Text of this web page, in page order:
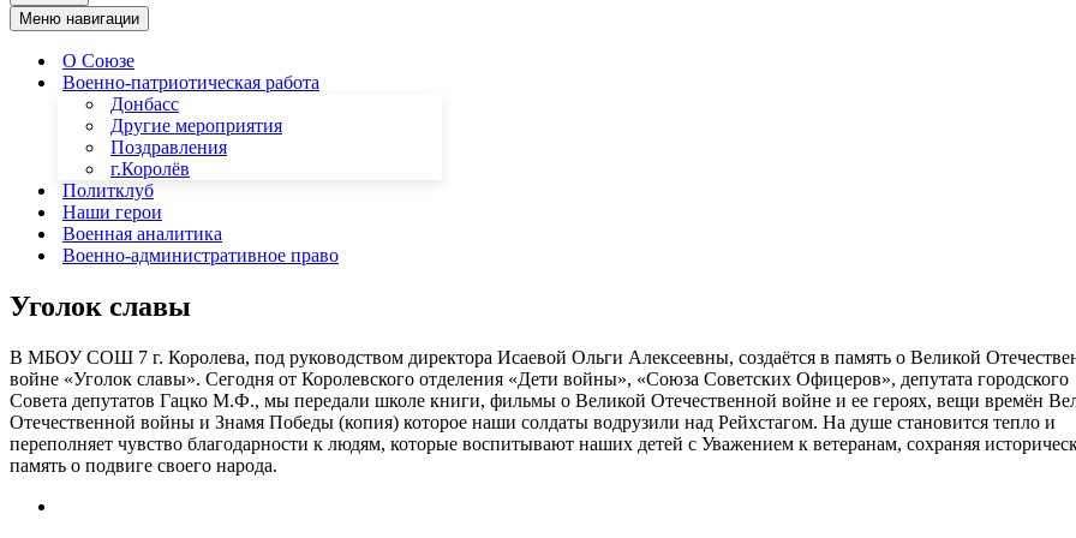
Меню навигации
О Союзе
Военно-патриотическая работа
Донбасс
Другие мероприятия
Поздравления
г.Королёв
Политклуб
Наши герои
Военная аналитика
Военно-административное право
Уголок славы
В МБОУ СОШ 7 г. Королева, под руководством директора Исаевой Ольги Алексеевны, создаётся в память о Великой
войне «Уголок славы». Сегодня от Королевского отделения «Дети войны», «Союза Советских Офицеров», депутата городского
Совета депутатов Гацко М.Ф., мы передали школе книги, фильмы о Великой Отечественной войне и ее героях, вещи времён
Отечественной войны и Знамя Победы (копия) которое наши солдаты водрузили над Рейхстагом. На душе становится тепло и
переполняет чувство благодарности к людям, которые воспитывают наших детей с Уважением к ветеранам, сохраняя
память о подвиге своего народа.